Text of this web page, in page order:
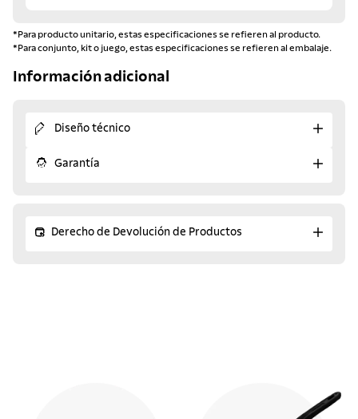
*Para producto unitario, estas especificaciones se refieren al producto.
*Para conjunto, kit o juego, estas especificaciones se refieren al embalaje.
Información adicional
Diseño técnico
Garantía
Derecho de Devolución de Productos